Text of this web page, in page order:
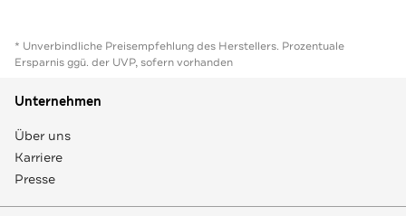
* Unverbindliche Preisempfehlung des Herstellers. Prozentuale
Ersparnis ggü. der UVP, sofern vorhanden
Unternehmen
Über uns
Karriere
Presse